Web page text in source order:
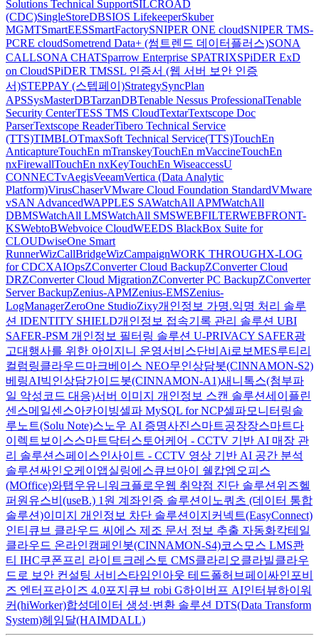
Solutions Technical SupportSILCROAD
(CDC)SingleStoreDBSIOS LifekeeperSkuber
MGMTSmartEESSmartFactorySNIPER ONE cloudSNIPER TMS-
PCRE cloudSometrend Data+ (썸트렌드 데이터플러스)SONA
CALLSONA CHATSparrow Enterprise SPATRIXSPiDER ExD
on CloudSPiDER TMSSL 인증서 (웹 서버 보안 인증
서)STEPPAY (스텝페이)StrategySyncPlan
APSSysMasterDBTarzanDBTenable Nessus ProfessionalTenable
Security CenterTESS TMS CloudTextarTextscope Doc
ParserTextscope ReaderTibero Technical Service
(TTS)TIMBLOTmaxSoft Technical Service(TTS)TouchEn
AnticaptureTouchEn mTranskeyTouchEn mVaccineTouchEn
nxFirewallTouchEn nxKeyTouchEn WiseaccessU
CONNECTvAegisVeeamVertica (Data Analytic
Platform)VirusChaserVMware Cloud Foundation StandardVMware
vSAN AdvancedWAPPLES SAWatchAll APMWatchAll
DBMSWatchAll LMSWatchAll SMSWEBFILTERWEBFRONT-
KSWebtoBWebvoice CloudWEEDS BlackBox Suite for
CLOUDwiseOne Smart
RunnerWizCallBridgeWizCampaignWORK THROUGHX-LOG
for CDCXAIOpsZConverter Cloud BackupZConverter Cloud
DRZConverter Cloud MigrationZConverter PC BackupZConverter
Server BackupZenius-APMZenius-EMSZenius-
LogManagerZeroOne StudioZixy개인정보 가명.익명 처리 솔루
션 IDENTITY SHIELD개인정보 접속기록 관리 솔루션 UBI
SAFER-PSM 개인정보 필터링 솔루션 U-PRIVACY SAFER광
고대행사를 위한 아이지니 운영서비스단비Ai로보MES루티 리
컬럼링클라우드마크베이스 NEO무인상담봇(CINNAMON-S2)
베링AI빅인상담가이드봇(CINNAMON-A1)새니톡스(첨부파
일 악성코드 대응)서버 이미지 개인정보 스캔 솔루션세이플린
센스메일센스아카이빙셀파 MySQL for NCP셀파모니터링솔
루노트(Solu Note)스노우 AI 증명사진스마트공장장스마트다
이렉트보이스스마트닥터 스토어케어 - CCTV 기반 AI 매장 관
리 솔루션 스페이스인사이트 - CCTV 영상 기반 AI 공간 분석
솔루션싸인오케이 앱실링에스큐브아이 쉘캅엠오피스
(MOffice)와탭우유니 워크플로우웹 취약점 진단 솔루션 위즈헬
퍼원 유스비(useB.) 1원 계좌인증 솔루션 이노쿼츠 (데이터 통합
솔루션)이미지 개인정보 차단 솔루션 이지커넥트(EasyConnect)
인티큐브 클라우드 씨에스 제조 문서 정보 추출 자동화칵테일
클라우드 온라인캠페인봇(CINNAMON-S4)코스모스 LMS콴
티 IHC쿠폰프리 라이트 크레스토 CMS클라리오클라빌클라우
드로 보안 컨설팅 서비스타임인아웃 테드폴허브페이싸인 포비
즈 엔터프라이즈 4.0포지큐브 robi G하이버프 AI인터뷰하이워
커(hiWorker)합성데이터 생성·변환 솔루션 DTS(Data Transform
System)헤임달(HAIMDALL)